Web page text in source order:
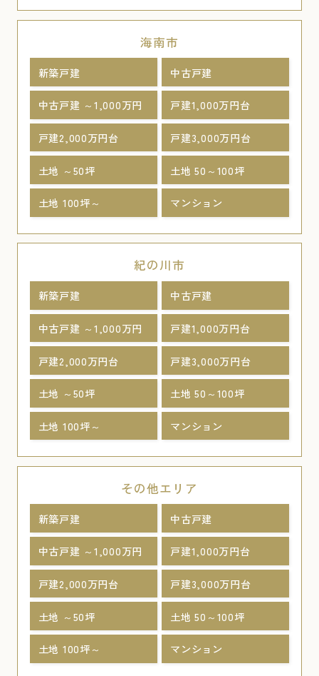
海南市
新築戸建 中古戸建
中古戸建 ～1,000万円 戸建1,000万円台
戸建2,000万円台 戸建3,000万円台
土地 ～50坪 土地 50～100坪
土地 100坪～ マンション
紀の川市
新築戸建 中古戸建
中古戸建 ～1,000万円 戸建1,000万円台
戸建2,000万円台 戸建3,000万円台
土地 ～50坪 土地 50～100坪
土地 100坪～ マンション
その他エリア
新築戸建 中古戸建
中古戸建 ～1,000万円 戸建1,000万円台
戸建2,000万円台 戸建3,000万円台
土地 ～50坪 土地 50～100坪
土地 100坪～ マンション